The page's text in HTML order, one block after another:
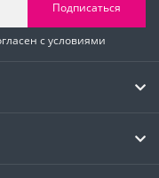
Подписаться
с условиями